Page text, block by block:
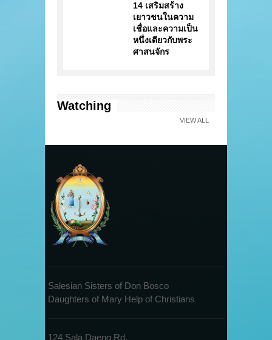
14 เสริมสร้าง
เยาวชนในความ
เชื่อและความเป็น
หนึ่งเดียวกับพระ
ศาสนจักร
Watching
VIEW ALL
Salesian Sisters of Don Bosco
Daughters of Mary Help of Christians
124 Sala Daeng Rd,